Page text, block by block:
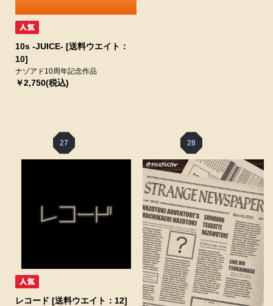
10s -JUICE- [送料ウエイト：
10]
ナゾアド10周年記念作品
￥2,750(税込)
27
レコード [送料ウエイト：12]
28